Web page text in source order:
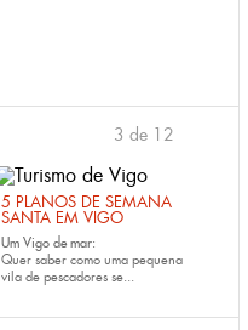
5 PLANOS DE SEMANA
SANTA EM VIGO
Um Vigo de mar:
Quer saber como uma pequena
vila de pescadores se...
3 de 12